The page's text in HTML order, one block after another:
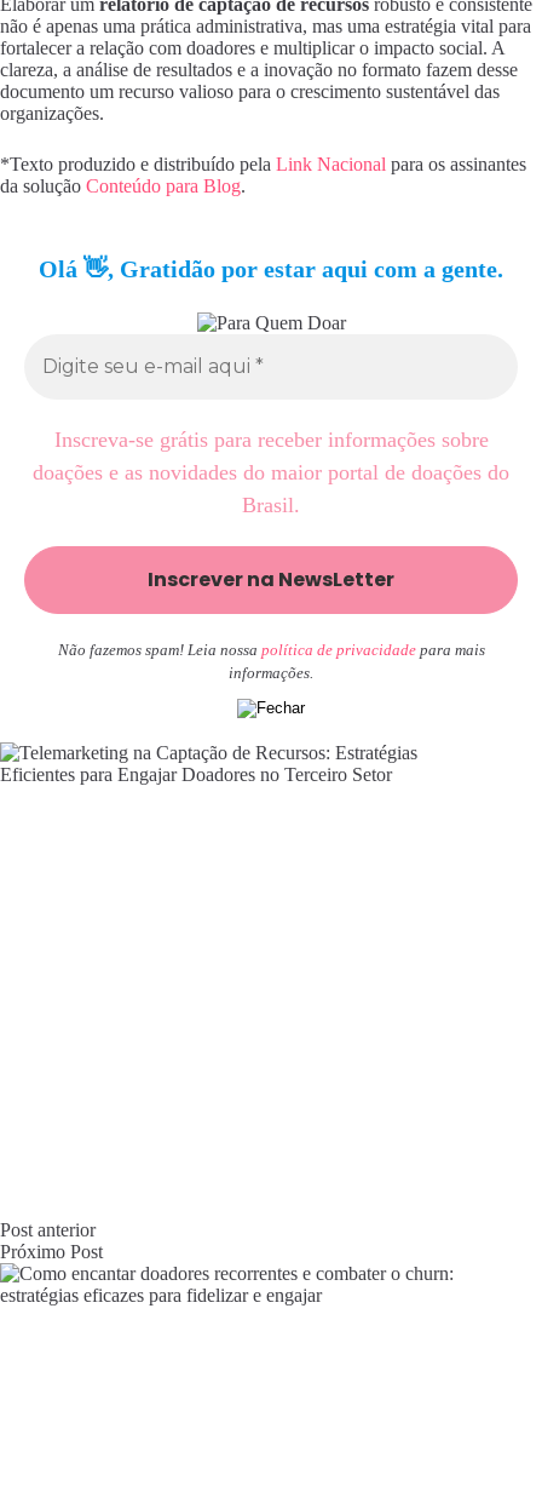
não é apenas uma prática administrativa, mas uma estratégia vital para
fortalecer a relação com doadores e multiplicar o impacto social. A
clareza, a análise de resultados e a inovação no formato fazem desse
documento um recurso valioso para o crescimento sustentável das
organizações.
*Texto produzido e distribuído pela Link Nacional para os assinantes
da solução Conteúdo para Blog.
Olá 👋, Gratidão por estar aqui com a gente.
Inscreva-se grátis para receber informações sobre
doações e as novidades do maior portal de doações do
Brasil.
Não fazemos spam! Leia nossa política de privacidadepara mais
informações.
Postanterior
Próximo Post